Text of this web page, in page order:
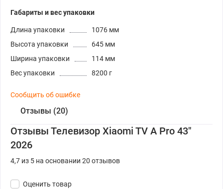
Габариты и вес упаковки
Длина упаковки
1076 мм
Высота упаковки
645 мм
Ширина упаковки
114 мм
Вес упаковки
8200 г
Сообщить об ошибке
Отзывы (20)
Отзывы Телевизор Xiaomi TV A Pro 43"
2026
4,7 из 5 на основании 20 отзывов
Оценить товар